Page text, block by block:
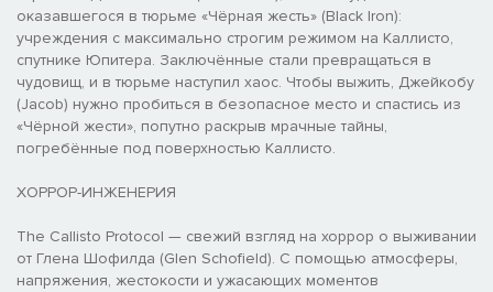
оказавшегося в тюрьме «Чёрная жесть» (Black Iron):
учреждения с максимально строгим режимом на Каллисто,
спутнике Юпитера. Заключённые стали превращаться в
чудовищ, и в тюрьме наступил хаос. Чтобы выжить, Джейкобу
(Jacob) нужно пробиться в безопасное место и спастись из
«Чёрной жести», попутно раскрыв мрачные тайны,
погребённые под поверхностью Каллисто.
ХОРРОР-ИНЖЕНЕРИЯ
The Callisto Protocol — свежий взгляд на хоррор о выживании
от Глена Шофилда (Glen Schofield). С помощью атмосферы,
напряжения, жестокости и ужасающих моментов